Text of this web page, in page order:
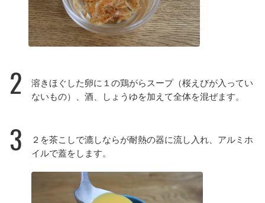
2
溶きほぐした卵に１の鶏がらスープ（桜えびが入ってい
ないもの）、酒、しょうゆを加えて全体を混ぜます。
3
２を茶こしで漉しならが耐熱の器に流し入れ、アルミホ
イルで蓋をします。